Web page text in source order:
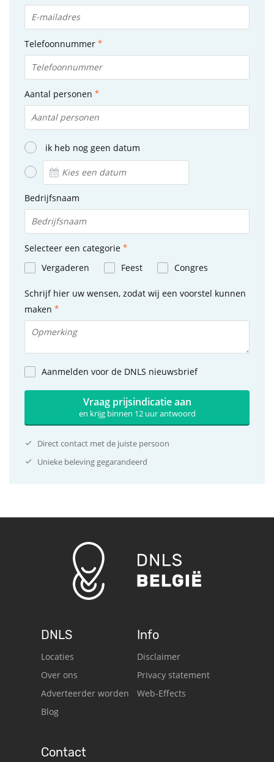
Telefoonnummer
Aantal personen
ik heb nog geen datum
Bedrijfsnaam
Selecteer een categorie
Vergaderen
Feest Congres
Schrijf hier uw wensen, zodat wij een voorstel kunnen
maken
Aanmelden voor de DNLS nieuwsbrief
Vraag prijsindicatie aan
en krijg binnen 12 uur antwoord
Direct contact met de juiste persoon
Unieke beleving gegarandeerd
DNLS
Locaties
Over ons
Adverteerder worden
Blog
Info
Disclaimer
Privacy statement
Web-Effects
Contact